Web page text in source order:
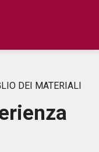
DEI MATERIALI